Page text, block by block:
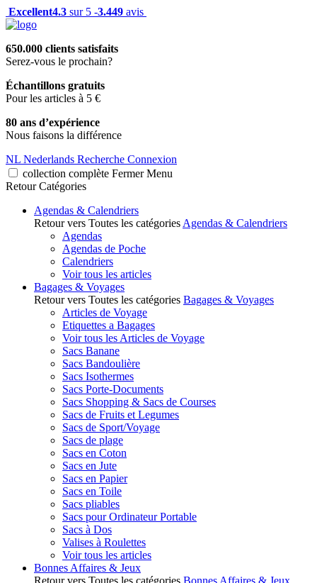
Excellent4.3 sur 5 -3.449 avis
650.000 clients satisfaits
Serez-vous le prochain?
Échantillons gratuits
Pour les articles à 5 €
80 ans d’expérience
Nous faisons la différence
NL Nederlands Recherche Connexion
collection complète Fermer Menu
Retour Catégories
Agendas & Calendriers
Retour vers Toutes les catégories Agendas & Calendriers
Agendas
Agendas de Poche
Calendriers
Voir tous les articles
Bagages & Voyages
Retour vers Toutes les catégories Bagages & Voyages
Articles de Voyage
Etiquettes a Bagages
Voir tous les Articles de Voyage
Sacs Banane
Sacs Bandoulière
Sacs Isothermes
Sacs Porte-Documents
Sacs Shopping & Sacs de Courses
Sacs de Fruits et Legumes
Sacs de Sport/Voyage
Sacs de plage
Sacs en Coton
Sacs en Jute
Sacs en Papier
Sacs en Toile
Sacs pliables
Sacs pour Ordinateur Portable
Sacs à Dos
Valises à Roulettes
Voir tous les articles
Bonnes Affaires & Jeux
Retour vers Toutes les catégories Bonnes Affaires & Jeux